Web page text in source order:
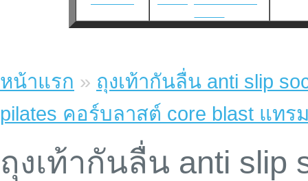
หน้าแรก » ถุงเท้ากันลื่น anti slip
pilates คอร์บลาสต์ core blast แทร
ถุงเท้ากันลื่น anti slip